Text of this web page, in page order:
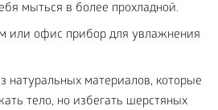
мыться в более прохладной.
или офис прибор для увлажнения
натуральных материалов, которые
тело, но избегать шерстяных